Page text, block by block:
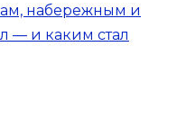
набережным и
— и каким стал